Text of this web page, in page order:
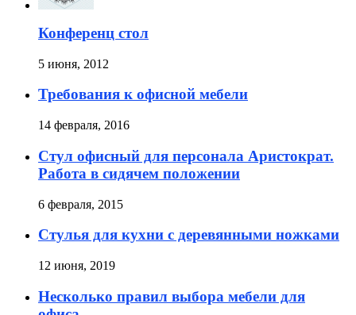
Конференц стол
5 июня, 2012
Требования к офисной мебели
14 февраля, 2016
Стул офисный для персонала Аристократ.
Работа в сидячем положении
6 февраля, 2015
Стулья для кухни с деревянными ножками
12 июня, 2019
Несколько правил выбора мебели для